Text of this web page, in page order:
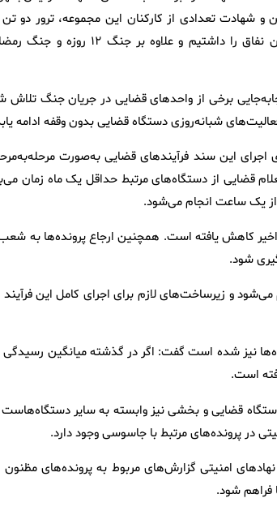
جریان جنگ ۱۲ روزه، حمله به زندان اوین و شهادت تعدادی از کارکنان این مجموعه، ترور دو
شخصیت‌های برجسته دیوان عالی کشور به دلیل مبارزه بی‌امان با ضدانقلاب و جریان نفاق را داشتیم و علاوه بر جنگ
برخی از واحدهای قضایی در جریان جنگ تلاش
شبانه‌روزی دستگاه قضایی بدون وقفه ادامه
این سند فرآیندهای قضایی به‌صورت
قضایی از دستگاه‌های مرتبط حداقل یک ماه زمان
از یک ساعت انجام می‌شود.
اخیر کاهش یافته است. همچنین ارجاع پرونده‌ها به
شود.
انجام می‌شود و زیرساخت‌های لازم برای اجرای کامل این
نیز شده است گفت: اگر در گذشته میانگین رسیدگی
قضایی و بخشی نیز وابسته به سایر دستگاه‌هاست
در پرونده‌های مرتبط با جاسوسی وجود دارد.
قضاییه پیگیر آن است که نهادهای امنیتی گزارش‌های مربوط به پرونده‌های
فراهم شود.